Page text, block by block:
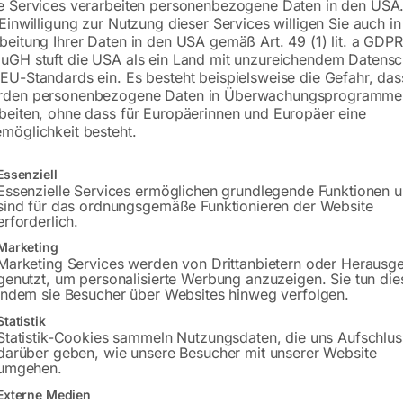
€15.900,00
inkl. MwSt. Kostenloser Versand
Lieferzeit:ca. 2 - 3 Tage
Bitte beachten Sie: Die Versandkosten
In den
Sie haben
Anfrageformular
Services verarbeiten personenbezogene Daten in den
zur Nutzung dieser Services willigen Sie auch
Ihrer Daten in den USA gemäß Art. 49 (1) lit. a
stuft die USA als ein Land mit unzureichendem
Standards ein. Es besteht beispielsweise die Gefahr,
personenbezogene Daten in
ohne dass für Europäerinnen und Europäer eine
besteht.
eine Liste der Service-Gruppen, für die eine Einwilligung erteilt
Services ermöglichen grundlegende Funktionen
für das ordnungsgemäße Funktionieren der Website
Services werden von Drittanbietern oder
um personalisierte Werbung anzuzeigen. Sie tun
sie Besucher über Websites hinweg verfolgen.
Cookies sammeln Nutzungsdaten, die uns
geben, wie unsere Besucher mit unserer Website
Medien